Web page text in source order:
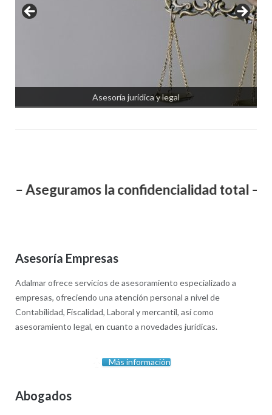
Asesoría jurídica y legal
Aseguramos la confidencialidad total – La
Asesoría Empresas
Adalmar ofrece servicios de asesoramiento especializado a
empresas, ofreciendo una atención personal a nivel de
Contabilidad, Fiscalidad, Laboral y mercantil, así como
asesoramiento legal, en cuanto a novedades jurídicas.
Más información
Abogados